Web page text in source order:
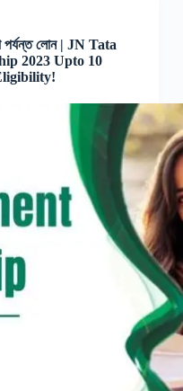
পর্যন্ত লোন | JN Tata
2023 Upto 10